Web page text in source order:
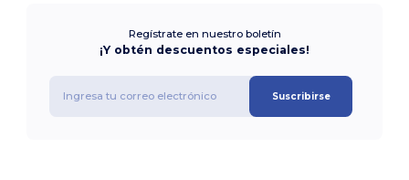
Regístrate en nuestro boletín
¡Y obtén descuentos especiales!
Suscribirse